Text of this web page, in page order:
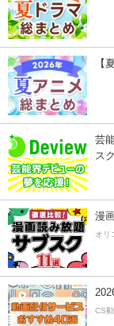
【
芸
ス
漫
オリ
CS